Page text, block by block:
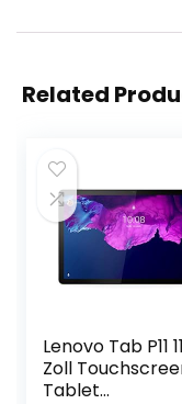
Related
Lenovo Tab P11 11
Zoll
Tablet